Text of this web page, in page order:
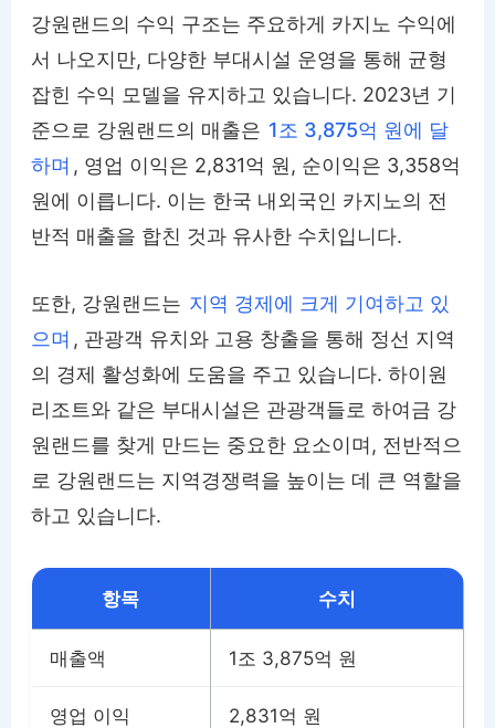
강원랜드의 수익 구조는 주요하게 카지노 수익에
서 나오지만, 다양한 부대시설 운영을 통해 균형
잡힌 수익 모델을 유지하고 있습니다. 2023년 기
준으로 강원랜드의 매출은 1조 3,875억 원에 달
하며 , 영업 이익은 2,831억 원, 순이익은 3,358억
원에 이릅니다. 이는 한국 내외국인 카지노의 전
반적 매출을 합친 것과 유사한 수치입니다.
또한, 강원랜드는 지역 경제에 크게 기여하고 있
으며 , 관광객 유치와 고용 창출을 통해 정선 지역
의 경제 활성화에 도움을 주고 있습니다. 하이원
리조트와 같은 부대시설은 관광객들로 하여금 강
원랜드를 찾게 만드는 중요한 요소이며, 전반적으
로 강원랜드는 지역경쟁력을 높이는 데 큰 역할을
하고 있습니다.
항목 수치
매출액 1조 3,875억 원
영업 이익 2,831억 원